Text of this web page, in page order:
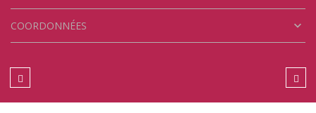
COORDONNÉES 